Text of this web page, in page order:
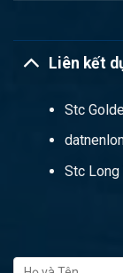
Liên kết
Stc
Stc Long